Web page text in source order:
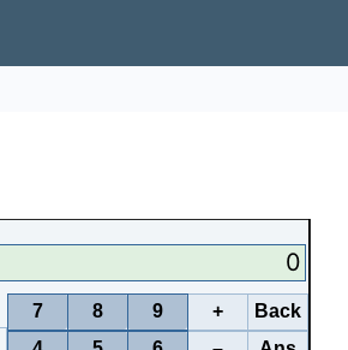
0
7 8 9 +
Back